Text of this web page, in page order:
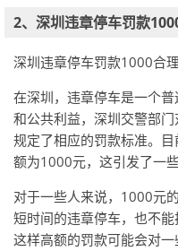
2、深圳违章停车罚款
深圳违章停车罚款1000合理
在深圳，违章停车是一个
和公共利益，深圳交警部
规定了相应的罚款标准。
额为1000元，这引发了一些
对于一些人来说，1000元
短时间的违章停车，也不能
这样高额的罚款可能会对